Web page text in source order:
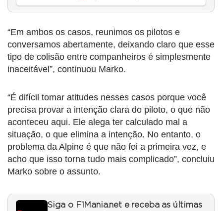
“Em ambos os casos, reunimos os pilotos e
conversamos abertamente, deixando claro que esse
tipo de colisão entre companheiros é simplesmente
inaceitável”, continuou Marko.
“É difícil tomar atitudes nesses casos porque você
precisa provar a intenção clara do piloto, o que não
aconteceu aqui. Ele alega ter calculado mal a
situação, o que elimina a intenção. No entanto, o
problema da Alpine é que não foi a primeira vez, e
acho que isso torna tudo mais complicado”, concluiu
Marko sobre o assunto.
Siga o F1Mania.net e receba as últimas